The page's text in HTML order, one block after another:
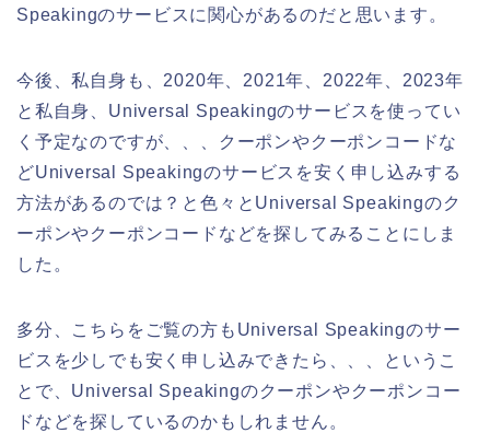
Speakingのサービスに関心があるのだと思います。
今後、私自身も、2020年、2021年、2022年、2023年
と私自身、Universal Speakingのサービスを使ってい
く予定なのですが、、、クーポンやクーポンコードな
どUniversal Speakingのサービスを安く申し込みする
方法があるのでは？と色々とUniversal Speakingのク
ーポンやクーポンコードなどを探してみることにしま
した。
多分、こちらをご覧の方もUniversal Speakingのサー
ビスを少しでも安く申し込みできたら、、、というこ
とで、Universal Speakingのクーポンやクーポンコー
ドなどを探しているのかもしれません。